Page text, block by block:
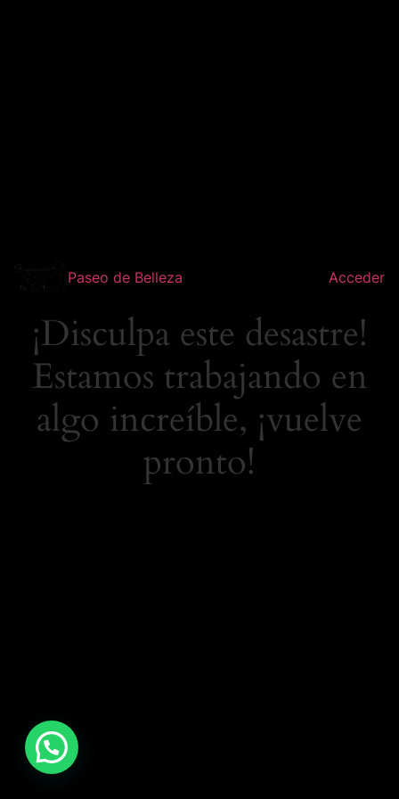
Paseo de Belleza Acceder
¡Disculpa este desastre!
Estamos trabajando en
algo increíble, ¡vuelve
pronto!